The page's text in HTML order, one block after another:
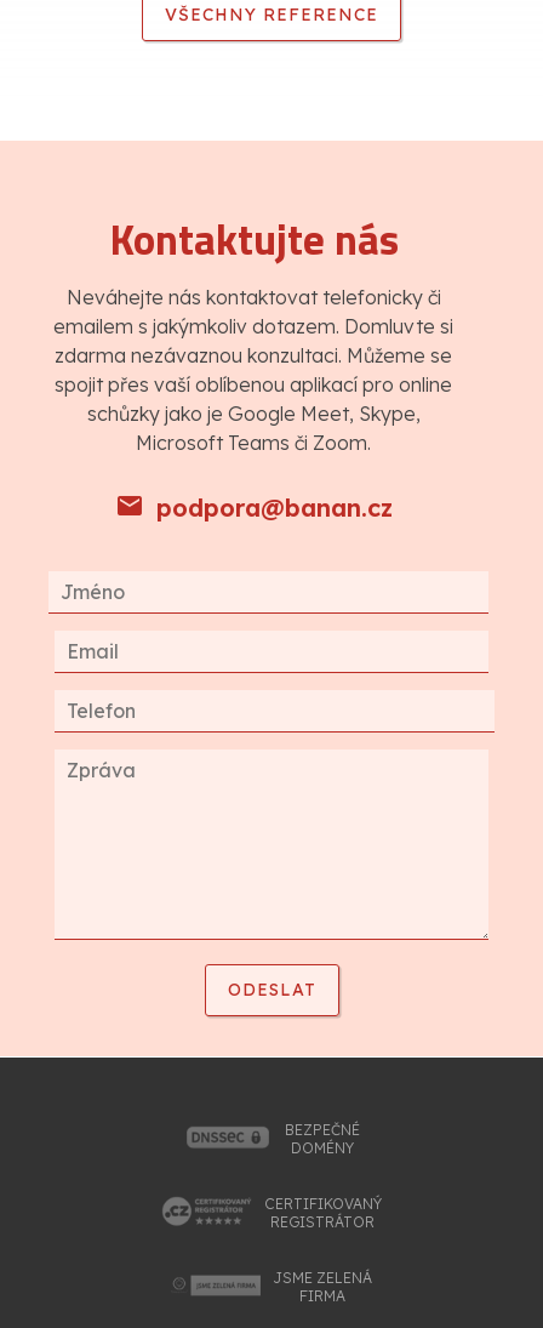
VŠECHNY REFERENCE
Kontaktujte nás
Neváhejte nás kontaktovat telefonicky či
emailem s jakýmkoliv dotazem. Domluvte si
zdarma nezávaznou konzultaci. Můžeme se
spojit přes vaší oblíbenou aplikací pro online
schůzky jako je Google Meet, Skype,
Microsoft Teams či Zoom.
podpora@banan.cz
BEZPEČNÉ
DOMÉNY
CERTIFIKOVANÝ
REGISTRÁTOR
JSME ZELENÁ
FIRMA